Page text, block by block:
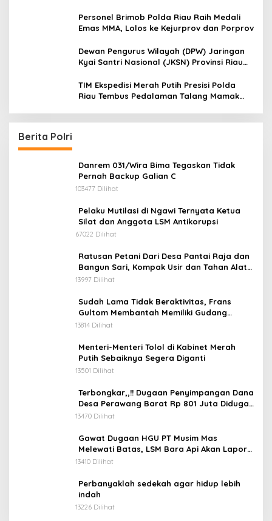
Personel Brimob Polda Riau Raih Medali
Emas MMA, Lolos ke Kejurprov dan Porprov
Dewan Pengurus Wilayah (DPW) Jaringan
Kyai Santri Nasional (JKSN) Provinsi Riau
audiensi ke Badan Kesatuan Bangsa dan
Politik (Kesbangpol) Provinsi Riau
TIM Ekspedisi Merah Putih Presisi Polda
Riau Tembus Pedalaman Talang Mamak
Berita Polri
Danrem 031/Wira Bima Tegaskan Tidak
Pernah Backup Galian C
103477 Dilihat
Pelaku Mutilasi di Ngawi Ternyata Ketua
Silat dan Anggota LSM Antikorupsi
67022 Dilihat
Ratusan Petani Dari Desa Pantai Raja dan
Bangun Sari, Kompak Usir dan Tahan Alat
Berat Milik Hanafi Cs.
13997 Dilihat
Sudah Lama Tidak Beraktivitas, Frans
Gultom Membantah Memiliki Gudang
Penimbunan BBM
13814 Dilihat
Menteri-Menteri Tolol di Kabinet Merah
Putih Sebaiknya Segera Diganti
13501 Dilihat
Terbongkar,,!! Dugaan Penyimpangan Dana
Desa Perawang Barat Rp 801 Juta Diduga
Tidak Jelas Penggunaannya
13470 Dilihat
Gawat Dugaan HGU PT Musim Mas
Melewati Batas, LSM Bara Api Akan Lapor
ke APH dan Satgas PKH
13410 Dilihat
Perbanyaklah sedekah agar hidup lebih
indah
13226 Dilihat